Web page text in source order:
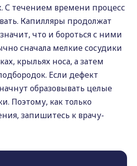
С течением времени процесс
Капилляры продолжат
что и бороться с ними
сначала мелкие сосудики
крыльях носа, а затем
Если дефект
образовывать целые
Поэтому, как только
запишитесь к врачу-